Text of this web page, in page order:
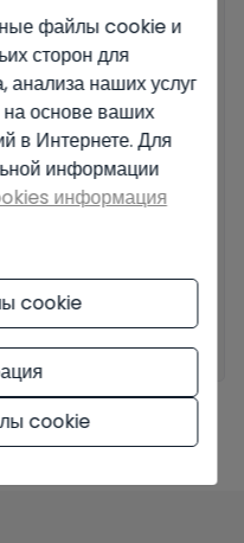
на основе Европейского
2016/679 (GDPR).+ Info
уведомлениеиПолитику
поиска
файлы cookie и
сторон для
анализа наших услуг
основе ваших
в Интернете. Для
информации
информация
cookie
cookie